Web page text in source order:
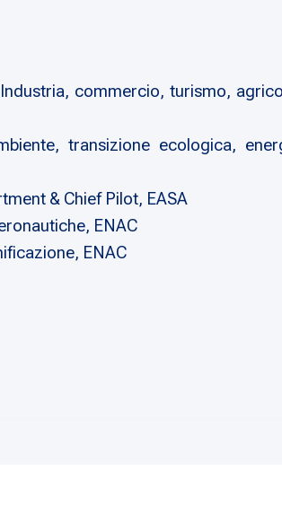
commercio, turismo,
transizione ecologica,
& Chief Pilot, EASA
ENAC
ENAC